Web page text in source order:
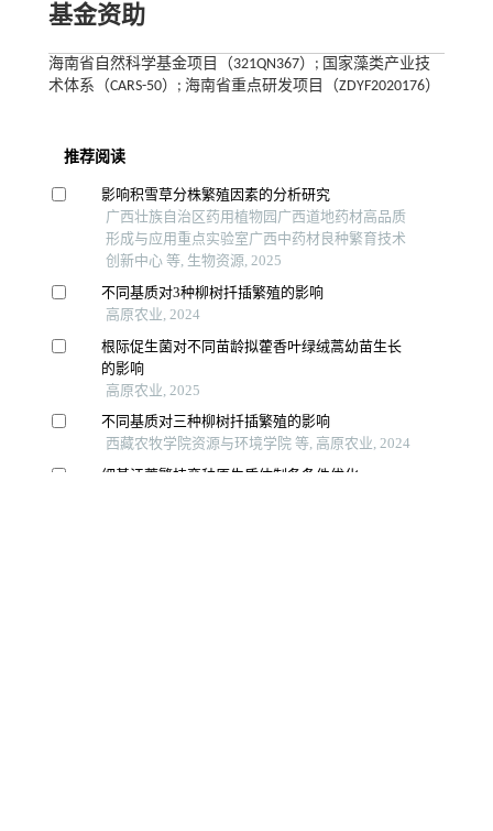
基金资助
海南省自然科学基金项目（321QN367）; 国家藻类产业技
术体系（CARS-50）; 海南省重点研发项目（ZDYF2020176）